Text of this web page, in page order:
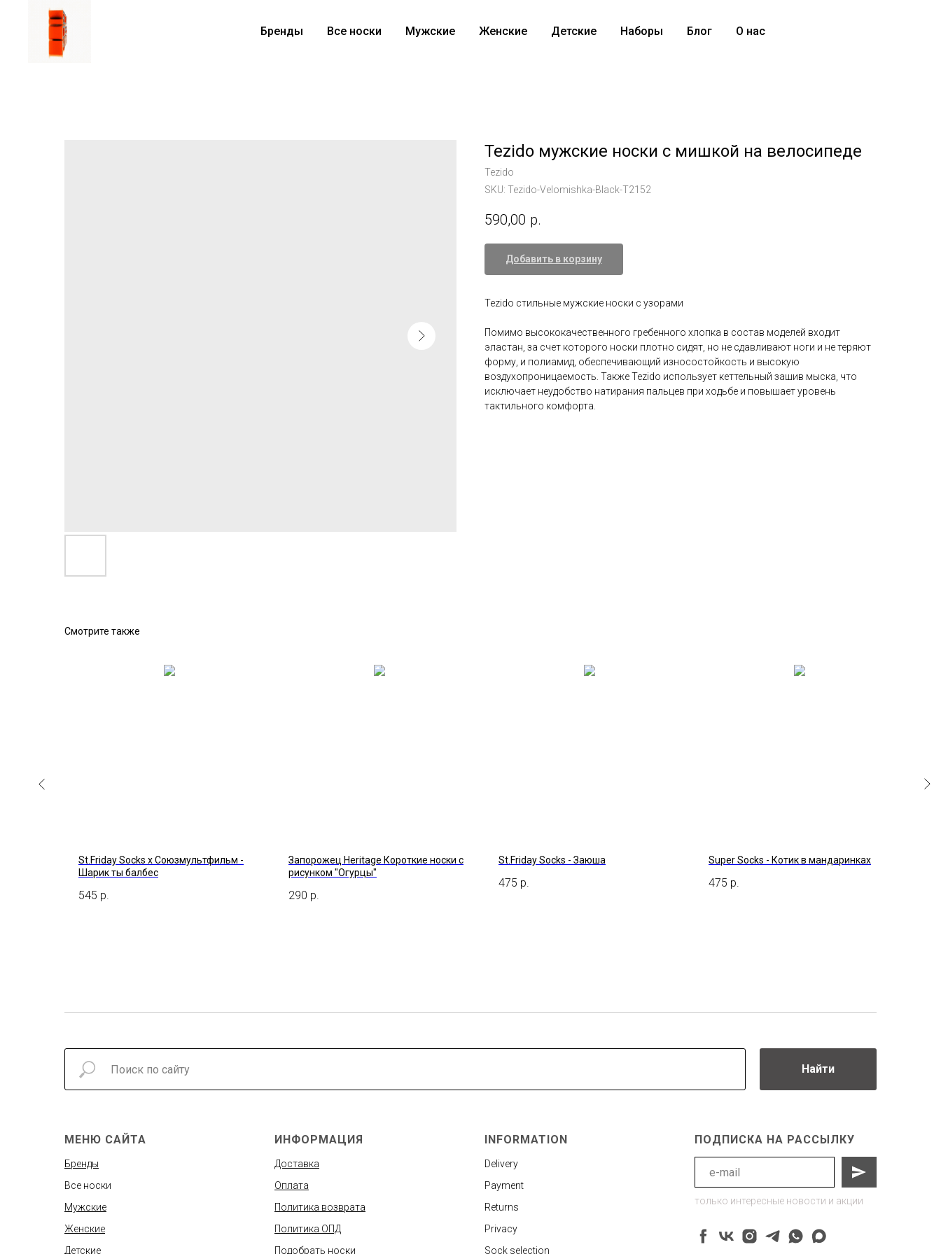
Бренды Все носки Мужские Женские Детские Наборы Блог О нас
Tezido мужские носки с мишкой на велосипеде
Tezido
SKU: Tezido-Velomishka-Black-T2152
590,00 р.
Добавить в корзину
Tezido стильные мужские носки с узорами
Помимо высококачественного гребенного хлопка в состав моделей входит
эластан, за счет которого носки плотно сидят, но не сдавливают ноги и не теряют
форму, и полиамид, обеспечивающий износостойкость и высокую
воздухопроницаемость. Также Tezido использует кеттельный зашив мыска, что
исключает неудобство натирания пальцев при ходьбе и повышает уровень
тактильного комфорта.
Смотрите также
St.Friday Socks x Союзмультфильм -
Шарик ты балбес
545 р.
Запорожец Heritage Короткие носки с
рисунком "Огурцы"
290 р.
St.Friday Socks - Заюша
475 р.
Super Socks - Котик в мандаринках
475 р.
Найти
МЕНЮ САЙТА
Бренды
Все носки
Мужские
Женские
Детские
ИНФОРМАЦИЯ
Доставка
Оплата
Политика возврата
Политика ОПД
Подобрать носки
INFORMATION
Delivery
Payment
Returns
Privacy
Sock selection
ПОДПИСКА НА РАССЫЛКУ
только интересные новости и акции